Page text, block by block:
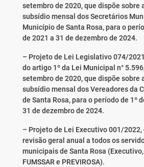
setembro de 2020, que dispõe sobre
subsídio mensal dos Secretários
Município de Santa Rosa, para o
de 2021 a 31 de dezembro de 2024.
– Projeto de Lei Legislativo 074/
do artigo 1º da Lei Municipal n°
setembro de 2020, que dispõe sobre
subsídio mensal dos Vereadores da
de Santa Rosa, para o período de 1º
31 de dezembro de 2024.
– Projeto de Lei Executivo 001/2022,
revisão geral anual a todos os
municipais de Santa Rosa
FUMSSAR e PREVIROSA).